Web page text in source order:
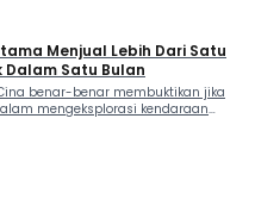
Menjual Lebih Dari Satu
Satu Bulan
benar-benar membuktikan jika
mengeksplorasi kendaraan
pertama menjual lebih dari satu